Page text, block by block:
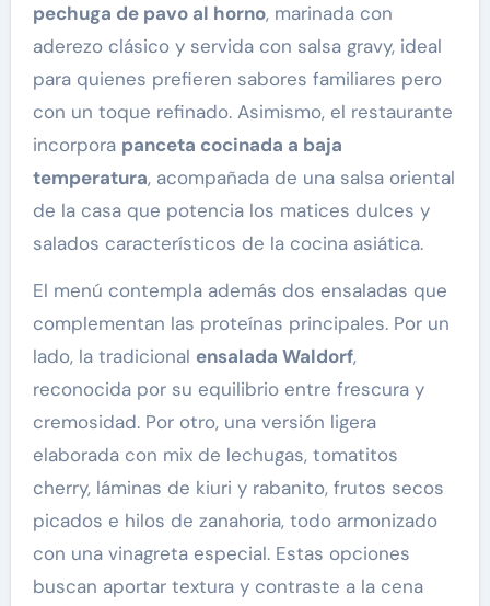
pechuga de pavo al horno, marinada con
aderezo clásico y servida con salsa gravy, ideal
para quienes prefieren sabores familiares pero
con un toque refinado. Asimismo, el restaurante
incorpora panceta cocinada a baja
temperatura, acompañada de una salsa oriental
de la casa que potencia los matices dulces y
salados característicos de la cocina asiática.
El menú contempla además dos ensaladas que
complementan las proteínas principales. Por un
lado, la tradicional ensalada Waldorf,
reconocida por su equilibrio entre frescura y
cremosidad. Por otro, una versión ligera
elaborada con mix de lechugas, tomatitos
cherry, láminas de kiuri y rabanito, frutos secos
picados e hilos de zanahoria, todo armonizado
con una vinagreta especial. Estas opciones
buscan aportar textura y contraste a la cena